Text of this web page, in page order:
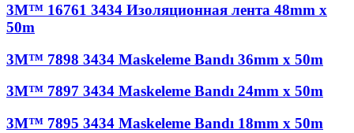
3M™ 16761 3434 Изоляционная лента 48mm x
50m
3M™ 7898 3434 Maskeleme Bandı 36mm x 50m
3M™ 7897 3434 Maskeleme Bandı 24mm x 50m
3M™ 7895 3434 Maskeleme Bandı 18mm x 50m